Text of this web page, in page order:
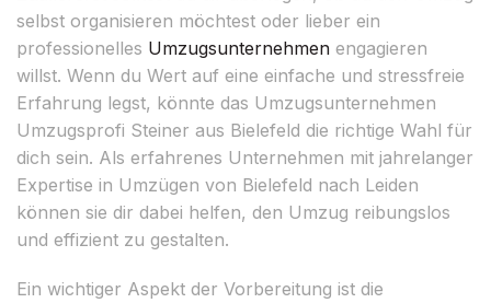
selbst organisieren möchtest oder lieber ein
professionelles Umzugsunternehmen engagieren
willst. Wenn du Wert auf eine einfache und stressfreie
Erfahrung legst, könnte das Umzugsunternehmen
Umzugsprofi Steiner aus Bielefeld die richtige Wahl für
dich sein. Als erfahrenes Unternehmen mit jahrelanger
Expertise in Umzügen von Bielefeld nach Leiden
können sie dir dabei helfen, den Umzug reibungslos
und effizient zu gestalten.
Ein wichtiger Aspekt der Vorbereitung ist die